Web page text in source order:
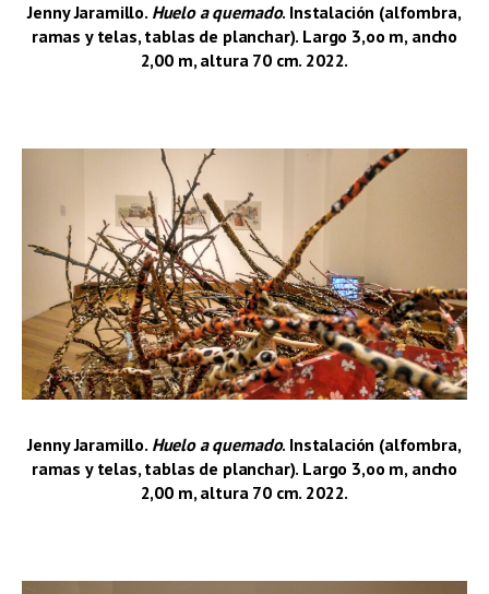
Jenny Jaramillo. Huelo a quemado. Instalación (alfombra,
ramas y telas, tablas de planchar). Largo 3,oo m, ancho
2,00 m, altura 70 cm. 2022.
Jenny Jaramillo. Huelo a quemado. Instalación (alfombra,
ramas y telas, tablas de planchar). Largo 3,oo m, ancho
2,00 m, altura 70 cm. 2022.